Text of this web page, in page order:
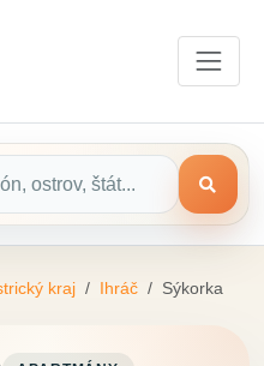
kraj Ihráč Sýkorka